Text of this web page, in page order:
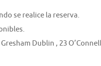
se realice la reserva.
Dublin , 23